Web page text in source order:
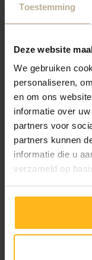
Toestemming
Deze website
We gebruiken
personaliseren,
en om ons
informatie over
partners voor
partners kunnen
informatie die u
verzameld op
Die
gute
Vorbau des
die
sind nicht
befestigt,
den Balken
Jahr zu
Das
die Ruhe